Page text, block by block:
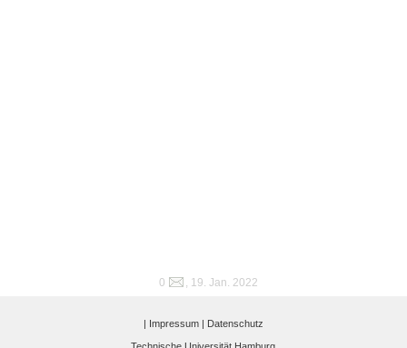
0 , 19. Jan. 2022
| Impressum | Datenschutz